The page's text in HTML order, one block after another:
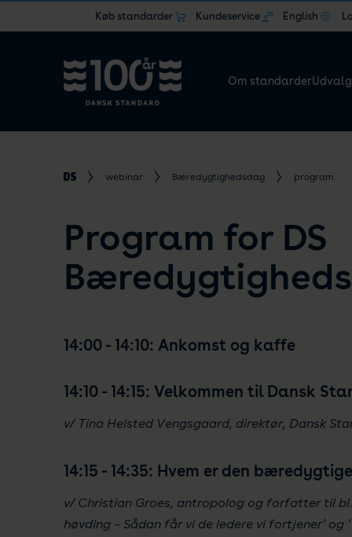
Køb standarder Kundeservice English
Om standarderUdvalg
webinar Bæredygtighedsdag program
Program for DS
14:00 - 14:10: Ankomst og kaffe
14:10 - 14:15: Velkommen til Dansk
v/ Tina Helsted Vengsgaard, direktør, Dansk
14:15 - 14:35: Hvem er den
v/ Christian Groes, antropolog og forfatter til
høvding – Sådan får vi de ledere vi fortjener’ og